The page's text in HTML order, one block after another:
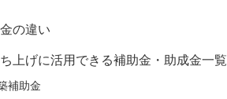
の違い
上げに活用できる補助金・助成金一覧
補助金